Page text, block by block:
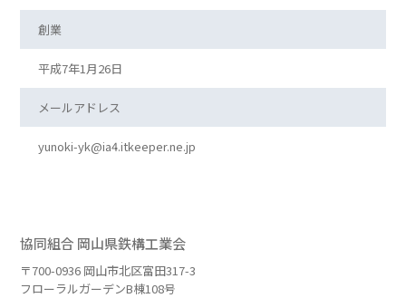
創業
平成7年1月26日
メールアドレス
yunoki-yk@ia4.itkeeper.ne.jp
協同組合 岡山県鉄構工業会
〒700-0936 岡山市北区富田317-3
フローラルガーデンB棟108号